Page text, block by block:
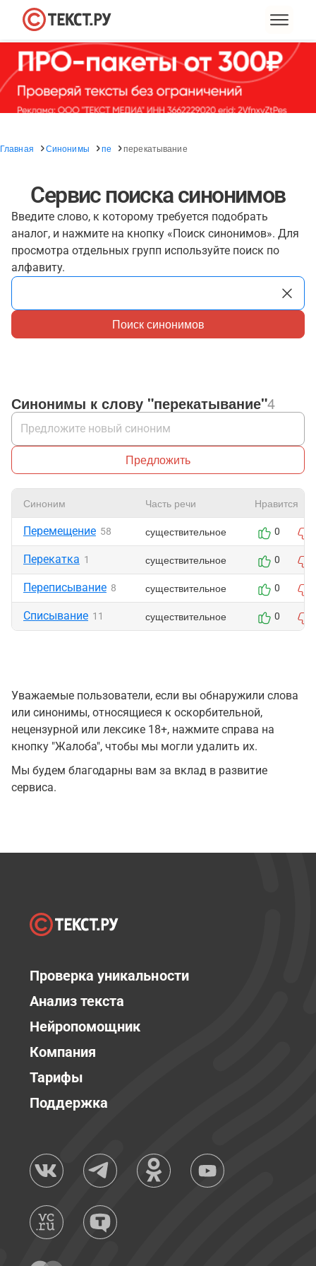
Главная Синонимы пе перекатывание
Сервис поиска синонимов
Введите слово, к которому требуется подобрать
аналог, и нажмите на кнопку «Поиск синонимов». Для
просмотра отдельных групп используйте поиск по
алфавиту.
Поиск синонимов
Синонимы к слову "перекатывание"4
Предложить
Синоним Часть речи Нравится
Перемещение 58 существительное 0
Перекатка 1 существительное 0
Переписывание 8 существительное 0
Списывание 11 существительное 0
Уважаемые пользователи, если вы обнаружили слова
или синонимы, относящиеся к оскорбительной,
нецензурной или лексике 18+, нажмите справа на
кнопку "Жалоба", чтобы мы могли удалить их.
Мы будем благодарны вам за вклад в развитие
сервиса.
Проверка уникальности
Анализ текста
Нейропомощник
Компания
Тарифы
Поддержка